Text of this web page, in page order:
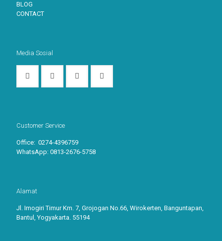
BLOG
CONTACT
Media Sosial
Customer Service
Office: 0274-4396759
WhatsApp: 0813-2676-5758
Alamat
Jl. Imogiri Timur Km. 7, Grojogan No.66, Wirokerten, Banguntapan,
Bantul, Yogyakarta. 55194